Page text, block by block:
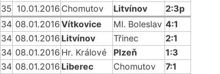
35 10.01.2016 Chomutov Litvínov
2:3p
34 08.01.2016Vítkovice Ml. Boleslav 4:1
34 08.01.2016 Litvínov Třinec
2:1
34 08.01.2016 Hr. Králové Plzeň
1:3
34 08.01.2016 Liberec Chomutov
7:1